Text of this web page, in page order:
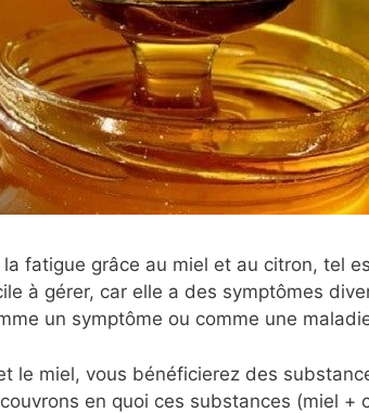
fatigue grâce au miel et au citron, tel
à gérer, car elle a des symptômes
un symptôme ou comme une
le miel, vous bénéficierez des
en quoi ces substances (miel +